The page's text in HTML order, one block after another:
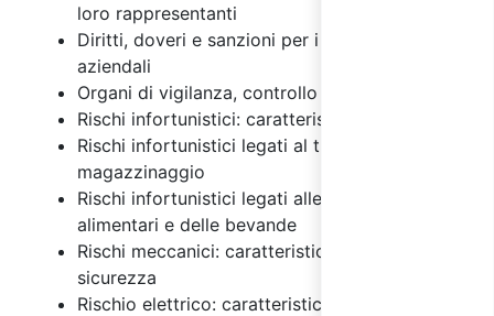
loro rappresentanti
Diritti, doveri e sanzioni per i vari soggetti
aziendali
Organi di vigilanza, controllo e assistenza
Rischi infortunistici: caratteristiche
Rischi infortunistici legati al trasporto e
magazzinaggio
Rischi infortunistici legati alle industrie
alimentari e delle bevande
Rischi meccanici: caratteristiche e misure di
sicurezza
Rischio elettrico: caratteristiche, misure di